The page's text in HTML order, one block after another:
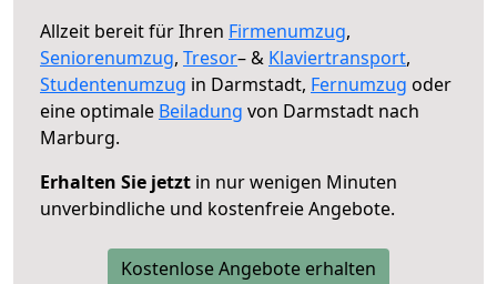
Allzeit bereit für Ihren Firmenumzug,
Seniorenumzug, Tresor– & Klaviertransport,
Studentenumzug in Darmstadt, Fernumzug oder
eine optimale Beiladung von Darmstadt nach
Marburg.
Erhalten Sie jetzt in nur wenigen Minuten
unverbindliche und kostenfreie Angebote.
Kostenlose Angebote erhalten